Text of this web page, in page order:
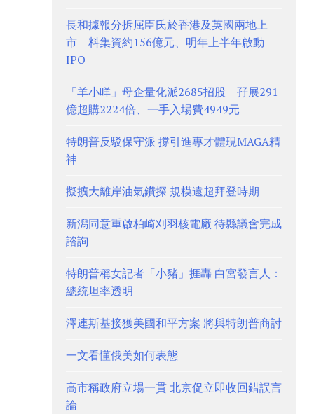
長和據報分拆屈臣氏於香港及英國兩地上
市 料集資約156億元、明年上半年啟動
IPO
「羊小咩」母企量化派2685招股 孖展291
億超購2224倍、一手入場費4949元
特朗普反駁保守派 撐引進專才體現MAGA精
神
擬擴大離岸油氣鑽探 規模遠超拜登時期
新潟同意重啟柏崎刈羽核電廠 待縣議會完成
諮詢
特朗普稱女記者「小豬」捱轟 白宮發言人：
總統坦率透明
澤連斯基接獲美國和平方案 將與特朗普商討
一文看懂俄美如何表態
高市稱政府立場一貫 北京促立即收回錯誤言
論